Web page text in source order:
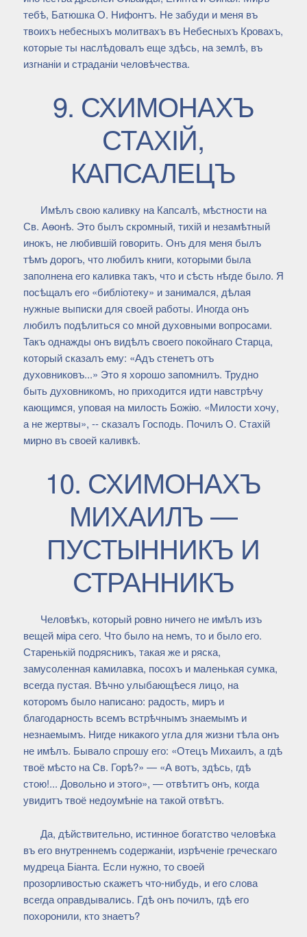
тебѣ, Батюшка О. Нифонтъ. Не забуди и меня въ
твоихъ небесныхъ молитвахъ въ Небесныхъ Кровахъ,
которые ты наслѣдовалъ еще здѣсь, на землѣ, въ
изгнаніи и страданіи человѣчества.
9. СХИМОНАХЪ
СТАХІЙ,
КАПСАЛЕЦЪ
Имѣлъ свою каливку на Капсалѣ, мѣстности на
Св. Аѳонѣ. Это былъ скромный, тихій и незамѣтный
инокъ, не любившій говорить. Онъ для меня былъ
тѣмъ дорогъ, что любилъ книги, которыми была
заполнена его каливка такъ, что и сѣсть нѣгде было. Я
посѣщалъ его «библіотеку» и занимался, дѣлая
нужные выписки для своей работы. Иногда онъ
любилъ подѣлиться со мной духовными вопросами.
Такъ однажды онъ видѣлъ своего покойнаго Старца,
который сказалъ ему: «Адъ стенетъ отъ
духовниковъ...» Это я хорошо запомнилъ. Трудно
быть духовникомъ, но приходится идти навстрѣчу
кающимся, уповая на милость Божію. «Милости хочу,
а не жертвы», -- сказалъ Господь. Почилъ О. Стахій
мирно въ своей каливкѣ.
10. СХИМОНАХЪ
МИХАИЛЪ —
ПУСТЫННИКЪ И
СТРАННИКЪ
Человѣкъ, который ровно ничего не имѣлъ изъ
вещей міра сего. Что было на немъ, то и было его.
Старенькій подрясникъ, такая же и ряска,
замусоленная камилавка, посохъ и маленькая сумка,
всегда пустая. Вѣчно улыбающѣеся лицо, на
которомъ было написано: радость, миръ и
благодарность всемъ встрѣчнымъ знаемымъ и
незнаемымъ. Нигде никакого угла для жизни тѣла онъ
не имѣлъ. Бывало спрошу его: «Отецъ Михаилъ, а гдѣ
твоё мѣсто на Св. Горѣ?» — «А вотъ, здѣсь, гдѣ
стою!... Довольно и этого», — отвѣтитъ онъ, когда
увидитъ твоё недоумѣніе на такой отвѣтъ.
Да, дѣйствительно, истинное богатство человѣка
въ его внутреннемъ содержаніи, изрѣченіе греческаго
мудреца Біанта. Если нужно, то своей
прозорливостью скажетъ что-нибудь, и его слова
всегда оправдывались. Гдѣ онъ почилъ, гдѣ его
похоронили, кто знаетъ?